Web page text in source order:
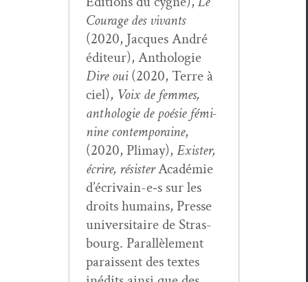
Courage des vivants
(2020, Jacques André
édi­teur), Antholo­gie
Dire oui(2020, Terre à
ciel), Voix de femmes,
antholo­gie de poésie fémi­
nine con­tem­po­raine,
(2020, Pli­may), Exis­ter,
écrire, résis­terAcadémie
d’écrivain-e‑s sur les
droits humains, Presse
uni­ver­si­taire de Stras­
bourg. Par­al­lèle­ment
parais­sent des textes